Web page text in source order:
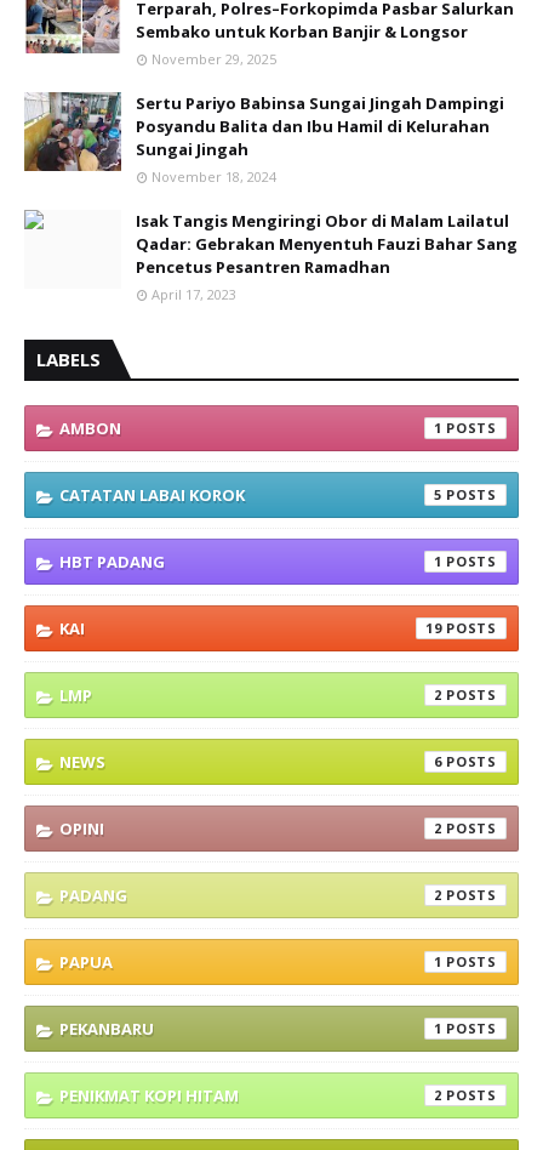
Terparah, Polres–Forkopimda Pasbar Salurkan
Sembako untuk Korban Banjir & Longsor
November 29, 2025
Sertu Pariyo Babinsa Sungai Jingah Dampingi
Posyandu Balita dan Ibu Hamil di Kelurahan
Sungai Jingah
November 18, 2024
Isak Tangis Mengiringi Obor di Malam Lailatul
Qadar: Gebrakan Menyentuh Fauzi Bahar Sang
Pencetus Pesantren Ramadhan
April 17, 2023
LABELS
AMBON 1
CATATAN LABAI KOROK 5
HBT PADANG 1
KAI 19
LMP 2
NEWS 6
OPINI 2
PADANG 2
PAPUA 1
PEKANBARU 1
PENIKMAT KOPI HITAM 2